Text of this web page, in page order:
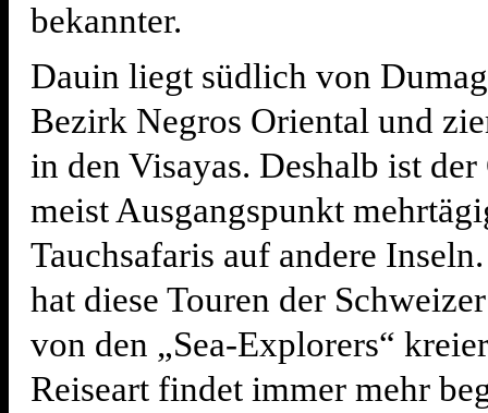
bekannter.
Dauin liegt südlich von
Bezirk Negros Oriental und
in den Visayas. Deshalb ist
meist Ausgangspunkt
Tauchsafaris auf andere
hat diese Touren der
von den „Sea-Explorers“
Reiseart findet immer mehr